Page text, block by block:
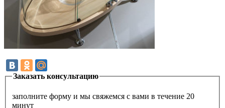
Заказать консультацию
заполните форму и мы свяжемся с вами в течение 20
минут